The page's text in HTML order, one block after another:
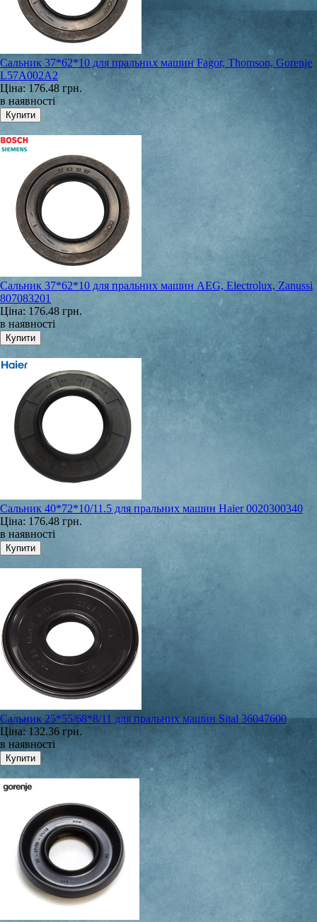
Сальник 37*62*10 для пральних машин Fagor, Thomson, Gorenje
L57A002A2
Ціна: 176.48 грн.
в наявності
Сальник 37*62*10 для пральних машин AEG, Electrolux, Zanussi
807083201
Ціна: 176.48 грн.
в наявності
Сальник 40*72*10/11.5 для пральних машин Haier 0020300340
Ціна: 176.48 грн.
в наявності
Сальник 25*55/68*8/11 для пральних машин Sital 36047600
Ціна: 132.36 грн.
в наявності